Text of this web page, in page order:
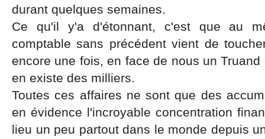
durant quelques semaines.
Ce qu'il y'a d'étonnant, c'est que au
comptable sans précédent vient de
encore une fois, en face de nous un
en existe des milliers.
Toutes ces affaires ne sont que des
en évidence l'incroyable concentration
lieu un peu partout dans le monde depuis